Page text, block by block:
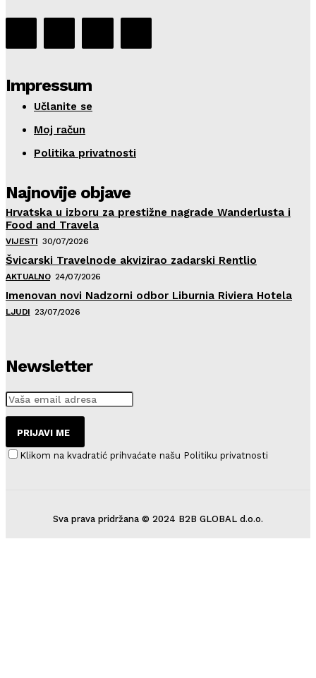
Impressum
Učlanite se
Moj račun
Politika privatnosti
Najnovije objave
Hrvatska u izboru za prestižne nagrade Wanderlusta i
Food and Travela
VIJESTI 30/07/2026
Švicarski Travelnode akvizirao zadarski Rentlio
AKTUALNO 24/07/2026
Imenovan novi Nadzorni odbor Liburnia Riviera Hotela
LJUDI 23/07/2026
Newsletter
PRIJAVI ME
Klikom na kvadratić prihvaćate našu Politiku privatnosti
Sva prava pridržana © 2024 B2B GLOBAL d.o.o.